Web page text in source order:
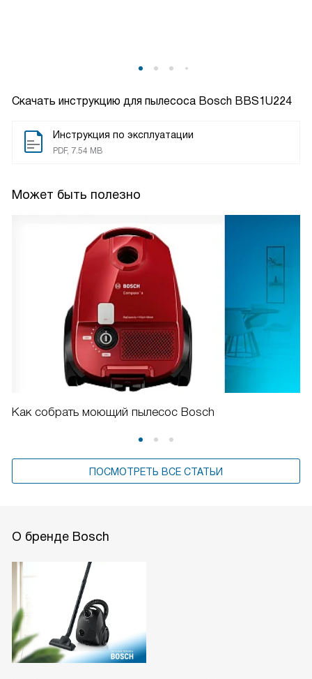
Скачать инструкцию для пылесоса Bosch BBS1U224
Инструкция по эксплуатации
PDF, 7.54 MB
Может быть полезно
Как собрать моющий пылесос Bosch
ПОСМОТРЕТЬ ВСЕ СТАТЬИ
О бренде Bosch